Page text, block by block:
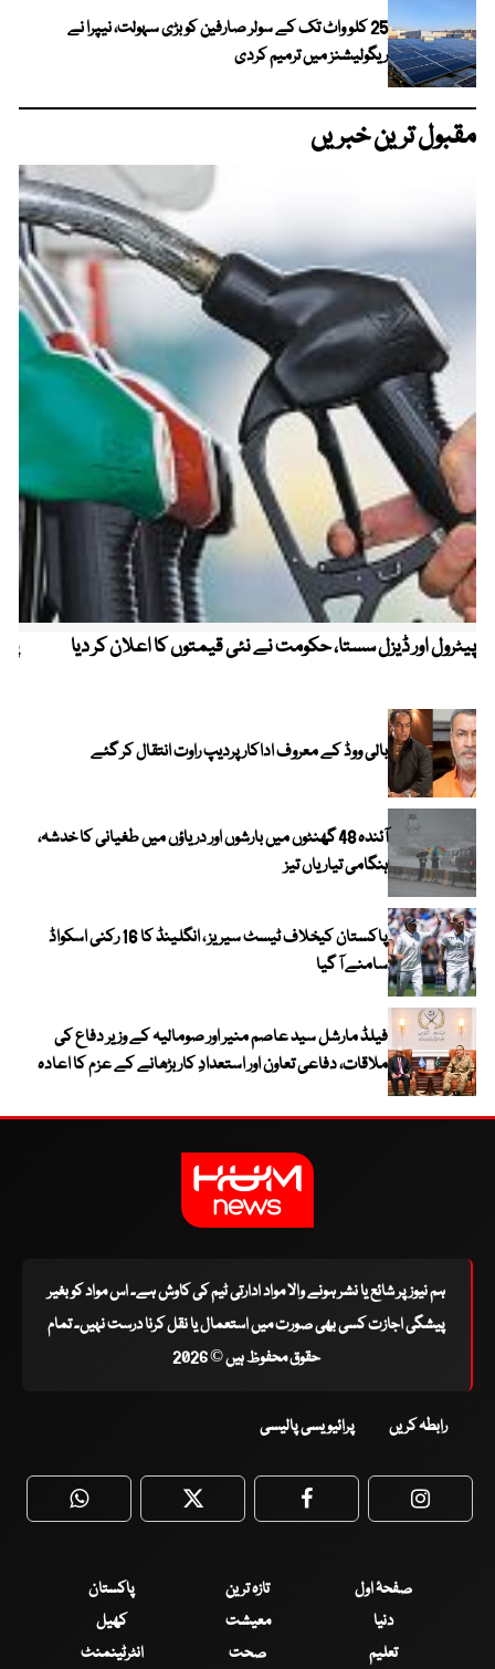
25 کلو واٹ تک کے سولر صارفین کو بڑی سہولت، نیپرا نے
ریگولیشنز میں ترمیم کردی
مقبول ترین خبریں
پیٹرول اور ڈیزل سستا، حکومت نے نئی قیمتوں کا اعلان کر دیا
بالی ووڈ کے معروف اداکار پردیپ راوت انتقال کر گئے
آئندہ 48 گھنٹوں میں بارشوں اور دریاؤں میں طغیانی کا خدشہ،
ہنگامی تیاریاں تیز
پاکستان کیخلاف ٹیسٹ سیریز ، انگلینڈ کا 16 رکنی اسکواڈ
سامنے آ گیا
فیلڈ مارشل سید عاصم منیر اور صومالیہ کے وزیر دفاع کی
ملاقات، دفاعی تعاون اور استعدادِ کار بڑھانے کے عزم کا اعادہ
ہم نیوز پر شائع یا نشر ہونے والا مواد ادارتی ٹیم کی کاوش ہے۔ اس مواد کو بغیر
پیشگی اجازت کسی بھی صورت میں استعمال یا نقل کرنا درست نہیں۔ تمام
حقوق محفوظ ہیں © 2026
رابطہ کریں پرائیویسی پالیسی
WhatsApp Twitter Facebook
صفحۂ اول تازہ ترین
پاکستان
دنیا
معیشت
کھیل
تعلیم
صحت انٹرٹینمنٹ